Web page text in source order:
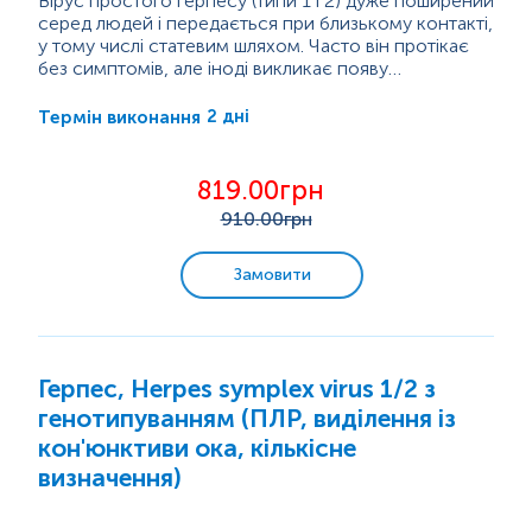
серед людей і передається при близькому контакті,
у тому числі статевим шляхом. Часто він протікає
без симптомів, але іноді викликає появу
слизових оболонках (губи, рот, статеві органи, очі).
«прокидатися», викликаючи нові висипання.
оскільки може...
Термін виконання 2 дні
819.00грн
910.00грн
Замовити
Герпес, Herpes symplex virus 1/2 з
генотипуванням (ПЛР, виділення із
кон'юнктиви ока, кількісне
визначення)